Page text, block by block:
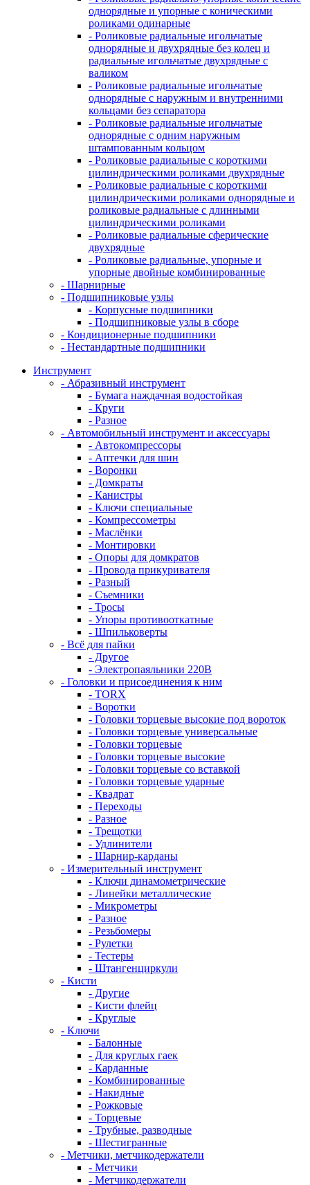
однорядные и упорные с коническими
роликами одинарные
- Роликовые радиальные игольчатые
однорядные и двухрядные без колец и
радиальные игольчатые двухрядные с
валиком
- Роликовые радиальные игольчатые
однорядные с наружным и внутренними
кольцами без сепаратора
- Роликовые радиальные игольчатые
однорядные с одним наружным
штампованным кольцом
- Роликовые радиальные с короткими
цилиндрическими роликами двухрядные
- Роликовые радиальные с короткими
цилиндрическими роликами однорядные и
роликовые радиальные с длинными
цилиндрическими роликами
- Роликовые радиальные сферические
двухрядные
- Роликовые радиальные, упорные и
упорные двойные комбинированные
- Шарнирные
- Подшипниковые узлы
- Корпусные подшипники
- Подшипниковые узлы в сборе
- Кондиционерные подшипники
- Нестандартные подшипники
Инструмент
- Абразивный инструмент
- Бумага наждачная водостойкая
- Круги
- Разное
- Автомобильный инструмент и аксессуары
- Автокомпрессоры
- Аптечки для шин
- Воронки
- Домкраты
- Канистры
- Ключи специальные
- Компрессометры
- Маслёнки
- Монтировки
- Опоры для домкратов
- Провода прикуривателя
- Разный
- Съемники
- Тросы
- Упоры противооткатные
- Шпильковерты
- Всё для пайки
- Другое
- Электропаяльники 220В
- Головки и присоединения к ним
- TORX
- Воротки
- Головки торцевые высокие под вороток
- Головки торцевые универсальные
- Головки торцевые
- Головки торцевые высокие
- Головки торцевые со вставкой
- Головки торцевые ударные
- Квадрат
- Переходы
- Разное
- Трещотки
- Удлинители
- Шарнир-карданы
- Измерительный инструмент
- Ключи динамометрические
- Линейки металлические
- Микрометры
- Разное
- Резьбомеры
- Рулетки
- Тестеры
- Штангенциркули
- Кисти
- Другие
- Кисти флейц
- Круглые
- Ключи
- Балонные
- Для круглых гаек
- Карданные
- Комбинированные
- Накидные
- Рожковые
- Торцевые
- Трубные, разводные
- Шестигранные
- Метчики, метчикодержатели
- Метчики
- Метчикодержатели